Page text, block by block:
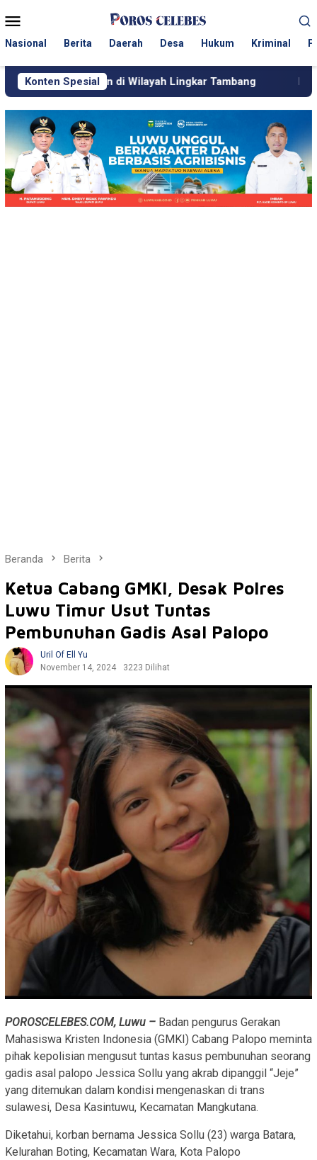
ke
Mobile
Nasional Berita Daerah Desa Hukum Kriminal
Konten Spesial
di Wilayah Lingkar Tambang Respons Cepat KJM
Beranda Berita
Ketua Cabang GMKI, Desak Polres
Luwu Timur Usut Tuntas
Pembunuhan Gadis Asal Palopo
Uril Of Ell Yu
November 14, 2024
3223 Dilihat
POROSCELEBES.COM, Luwu – Badan pengurus Gerakan
Mahasiswa Kristen Indonesia (GMKI) Cabang Palopo meminta
pihak kepolisian mengusut tuntas kasus pembunuhan seorang
gadis asal palopo Jessica Sollu yang akrab dipanggil “Jeje”
yang ditemukan dalam kondisi mengenaskan di trans
sulawesi, Desa Kasintuwu, Kecamatan Mangkutana.
Diketahui, korban bernama Jessica Sollu (23) warga Batara,
Kelurahan Boting, Kecamatan Wara, Kota Palopo